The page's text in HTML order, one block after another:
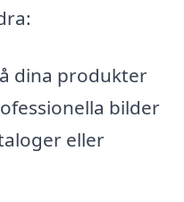
dina produkter
bilder
eller